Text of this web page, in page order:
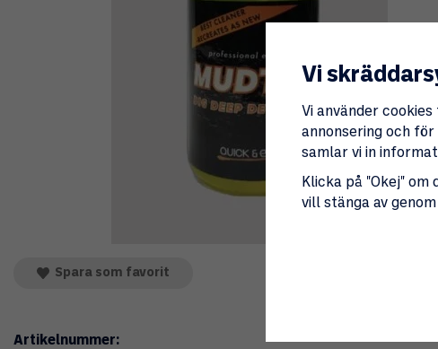
Spara som favorit
Artikelnummer:
Vi
Vi använder
annonsering och
samlar vi in
Klicka på "Okej"
vill stänga av